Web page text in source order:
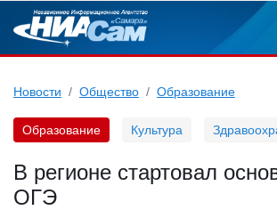
Новости Общество Образование
Образование Культура
В регионе стартовал
ОГЭ